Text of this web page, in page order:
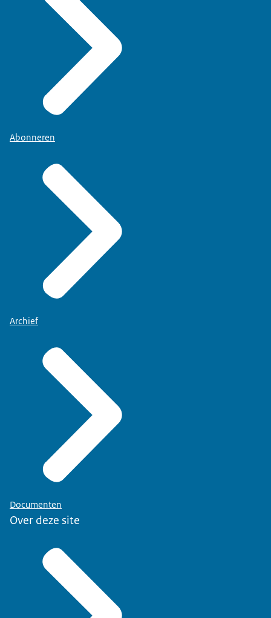
Abonneren
Archief
Documenten
Over deze site